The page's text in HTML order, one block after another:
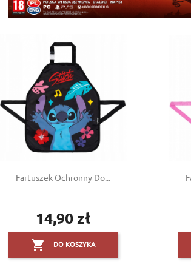
Fartuszek Ochronny Do...
Cena
14,90 zł
 DO KOSZYKA